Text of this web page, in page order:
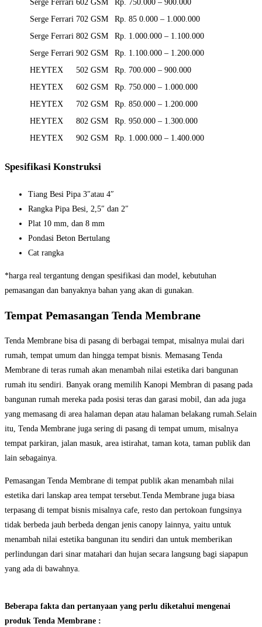
Serge Ferrari 602 GSM
Rp. 750.000 – 900.000
Serge Ferrari 702 GSM
Rp. 85 0.000 – 1.000.000
Serge Ferrari 802 GSM
Rp. 1.000.000 – 1.100.000
Serge Ferrari 902 GSM
Rp. 1.100.000 – 1.200.000
HEYTEX
502 GSM
Rp. 700.000 – 900.000
HEYTEX
602 GSM
Rp. 750.000 – 1.000.000
HEYTEX
702 GSM
Rp. 850.000 – 1.200.000
HEYTEX
802 GSM
Rp. 950.000 – 1.300.000
HEYTEX
902 GSM Rp. 1.000.000 – 1.400.000
Spesifikasi Konstruksi
Tiang Besi Pipa 3″atau 4″
Rangka Pipa Besi, 2,5″ dan 2″
Plat 10 mm, dan 8 mm
Pondasi Beton Bertulang
Cat rangka
*harga real tergantung dengan spesifikasi dan model, kebutuhan
pemasangan dan banyaknya bahan yang akan di gunakan.
Tempat Pemasangan Tenda Membrane
Tenda Membrane bisa di pasang di berbagai tempat, misalnya mulai dari
rumah, tempat umum dan hingga tempat bisnis. Memasang Tenda
Membrane di teras rumah akan menambah nilai estetika dari bangunan
rumah itu sendiri. Banyak orang memilih Kanopi Membran di pasang pada
bangunan rumah mereka pada posisi teras dan garasi mobil, dan ada juga
yang memasang di area halaman depan atau halaman belakang rumah.Selain
itu, Tenda Membrane juga sering di pasang di tempat umum, misalnya
tempat parkiran, jalan masuk, area istirahat, taman kota, taman publik dan
lain sebagainya.
Pemasangan Tenda Membrane di tempat publik akan menambah nilai
estetika dari lanskap area tempat tersebut.Tenda Membrane juga biasa
terpasang di tempat bisnis misalnya cafe, resto dan pertokoan fungsinya
tidak berbeda jauh berbeda dengan jenis canopy lainnya, yaitu untuk
menambah nilai estetika bangunan itu sendiri dan untuk memberikan
perlindungan dari sinar matahari dan hujan secara langsung bagi siapapun
yang ada di bawahnya.
Beberapa fakta dan pertanyaan yang perlu diketahui mengenai
produk Tenda Membrane :